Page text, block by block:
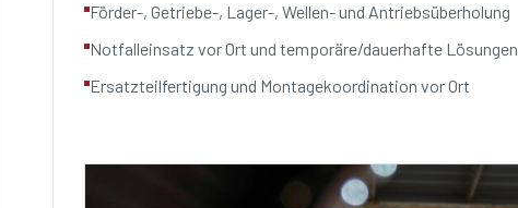
Förder-, Getriebe-, Lager-, Wellen- und Antriebsüberholung
Notfalleinsatz vor Ort und temporäre/dauerhafte Lösungen
Ersatzteilfertigung und Montagekoordi­nation vor Ort